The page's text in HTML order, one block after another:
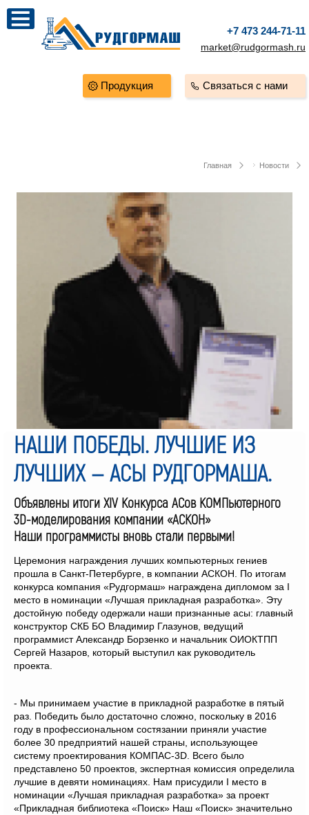
+7 473 244-71-11
market@rudgormash.ru
Связаться с нами
Продукция
Главная Новости
НАШИ ПОБЕДЫ. ЛУЧШИЕ ИЗ
ЛУЧШИХ — АСЫ РУДГОРМАША.
Объявлены итоги XIV Конкурса АСов КОМПьютерного
3D-моделирования компании «АСКОН»
Наши программисты вновь стали первыми!
Церемония награждения лучших компьютерных гениев
прошла в Санкт-Петербурге, в компании АСКОН. По итогам
конкурса компания «Рудгормаш» награждена дипломом за I
место в номинации «Лучшая прикладная разработка». Эту
достойную победу одержали наши признанные асы: главный
конструктор СКБ БО Владимир Глазунов, ведущий
программист Александр Борзенко и начальник ОИОКТПП
Сергей Назаров, который выступил как руководитель
проекта.
- Мы принимаем участие в прикладной разработке в пятый
раз. Победить было достаточно сложно, поскольку в 2016
году в профессиональном состязании приняли участие
более 30 предприятий нашей страны, использующее
систему проектирования КОМПАС-3D . Всего было
представлено 50 проектов, экспертная комиссия определила
лучшие в девяти номинациях. Нам присудили I место в
номинации «Лучшая прикладная разработка» за проект
«Прикладная библиотека «Поиск» Наш «Поиск» значительно